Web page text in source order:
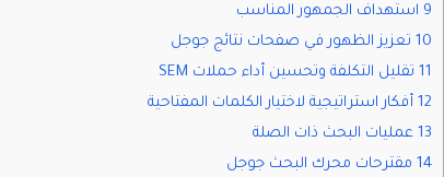
9 استهداف الجمهور المناسب
10 تعزيز الظهور في صفحات نتائج جوجل
11 تقليل التكلفة وتحسين أداء حملات SEM
12 أفكار استراتيجية لاختيار الكلمات المفتاحية
13 عمليات البحث ذات الصلة
14 مقترحات محرك البحث جوجل